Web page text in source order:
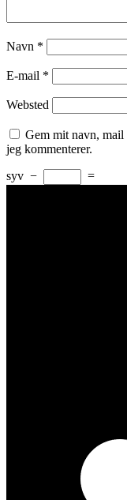
Navn *
E-mail *
Websted
Gem mit navn,
jeg kommenterer.
syv − =